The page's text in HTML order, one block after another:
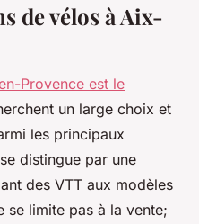
de vélos à Aix-
Provence est le
un large choix et
les principaux
distingue par une
des VTT aux modèles
se limite pas à la vente;